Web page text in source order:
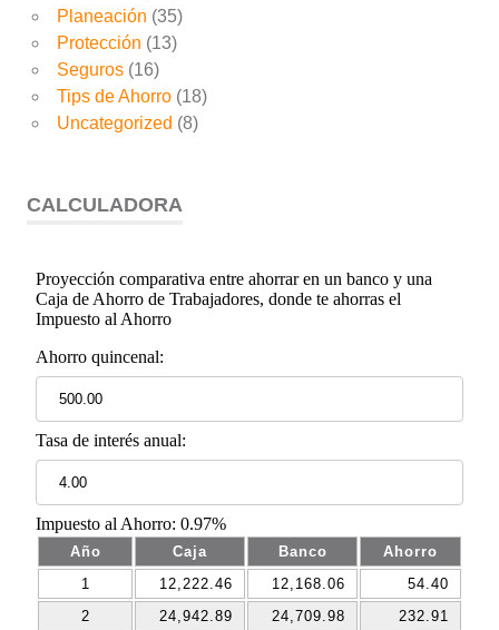
Planeación (35)
Protección (13)
Seguros(16)
Tips de Ahorro(18)
Uncategorized (8)
CALCULADORA